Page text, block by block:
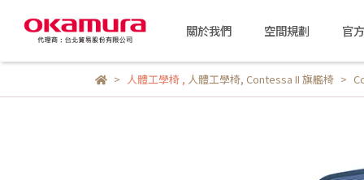
關於我們 空間規劃 官
人體工學椅, 人體工學椅, Contessa II 旗艦椅